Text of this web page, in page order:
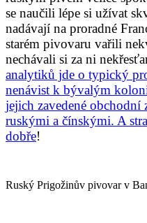
se naučili lépe si užívat
nadávají na proradné
starém pivovaru vařili
nechávali si za ni
analytiků jde o typický
nenávist k bývalým
jejich zavedené obchodní
ruskými a čínskými. A
dobře!
Ruský Prigožinův pivovar v